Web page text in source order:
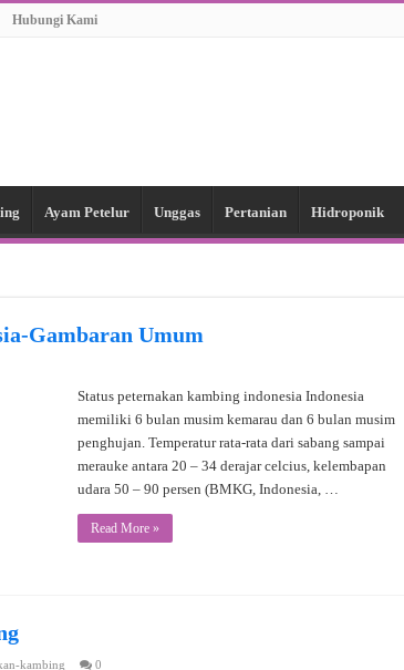
Hubungi Kami
Ayam Petelur Unggas Pertanian Hidroponik
Gambaran Umum
Status peternakan kambing indonesia Indonesia
memiliki 6 bulan musim kemarau dan 6 bulan musim
penghujan. Temperatur rata-rata dari sabang sampai
merauke antara 20 – 34 derajar celcius, kelembapan
udara 50 – 90 persen (BMKG, Indonesia, …
Read More »
kambing 0